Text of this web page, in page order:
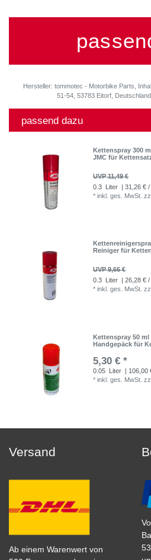
Hersteller: tommotec - Motorbike Parts,
51-54, 53783 Eitorf,
passend dazu
Kettenspray 300
JMC für
UVP 11,49 €
0.3 Liter | 31,26 €
*inkl. ges. MwSt.
Reiniger für Ketten
UVP 9,66 €
0.3 Liter
| 26,28 €
*inkl. ges. MwSt.
Kettenspray 50
Handgepäck für
5,30 € *
0.05 Liter | 106,00
*inkl. ges. MwSt.
Versand
Ab einem Warenwert von